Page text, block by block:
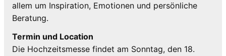
allem um Inspiration, Emotionen und persönliche
Beratung.
Termin und Location
Die Hochzeitsmesse findet am Sonntag, den 18.